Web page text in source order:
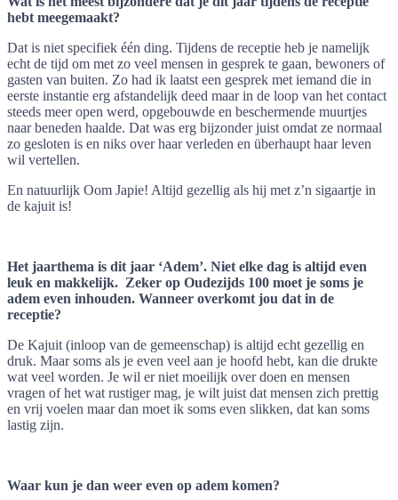
hebt meegemaakt?
Dat is niet specifiek één ding. Tijdens de receptie heb je namelijk
echt de tijd om met zo veel mensen in gesprek te gaan, bewoners of
gasten van buiten. Zo had ik laatst een gesprek met iemand die in
eerste instantie erg afstandelijk deed maar in de loop van het contact
steeds meer open werd, opgebouwde en beschermende muurtjes
naar beneden haalde. Dat was erg bijzonder juist omdat ze normaal
zo gesloten is en niks over haar verleden en überhaupt haar leven
wil vertellen.
En natuurlijk Oom Japie! Altijd gezellig als hij met z’n sigaartje in
de kajuit is!
Het jaarthema is dit jaar ‘Adem’. Niet elke dag is altijd even
leuk en makkelijk. Zeker op Oudezijds 100 moet je soms je
adem even inhouden. Wanneer overkomt jou dat in de
receptie?
De Kajuit (inloop van de gemeenschap) is altijd echt gezellig en
druk. Maar soms als je even veel aan je hoofd hebt, kan die drukte
wat veel worden. Je wil er niet moeilijk over doen en mensen
vragen of het wat rustiger mag, je wilt juist dat mensen zich prettig
en vrij voelen maar dan moet ik soms even slikken, dat kan soms
lastig zijn.
Waar kun je dan weer even op adem komen?